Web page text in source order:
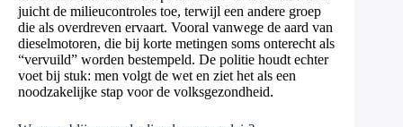
juicht de milieucontroles toe, terwijl een andere groep
die als overdreven ervaart. Vooral vanwege de aard van
dieselmotoren, die bij korte metingen soms onterecht als
“vervuild” worden bestempeld. De politie houdt echter
voet bij stuk: men volgt de wet en ziet het als een
noodzakelijke stap voor de volksgezondheid.